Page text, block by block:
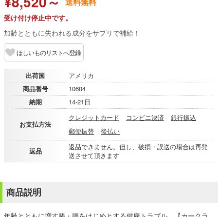
受け付け停止中です。
加齢とともに失われる成分をサプリで補給！
ほしいものリストへ登録
出荷国
アメリカ
商品番号
10604
納期
14-21日
お支払方法
クレジットカード コンビニ決済
銀行振込
郵便振替
後払い
返品
返品できません。但し、破損・誤送の場合は再発
送させて頂きます
商品説明